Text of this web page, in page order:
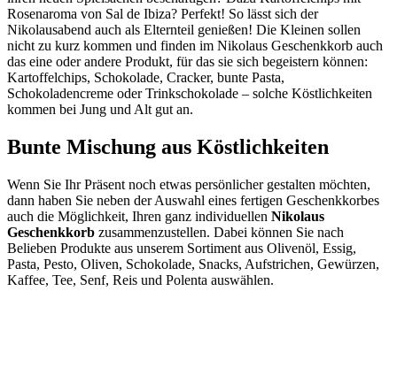
Rosenaroma von Sal de Ibiza? Perfekt! So lässt sich der
Nikolausabend auch als Elternteil genießen! Die Kleinen sollen
nicht zu kurz kommen und finden im Nikolaus Geschenkkorb auch
das eine oder andere Produkt, für das sie sich begeistern können:
Kartoffelchips, Schokolade, Cracker, bunte Pasta,
Schokoladencreme oder Trinkschokolade – solche Köstlichkeiten
kommen bei Jung und Alt gut an.
Bunte Mischung aus Köstlichkeiten
Wenn Sie Ihr Präsent noch etwas persönlicher gestalten möchten,
dann haben Sie neben der Auswahl eines fertigen Geschenkkorbes
auch die Möglichkeit, Ihren ganz individuellen Nikolaus
Geschenkkorb zusammenzustellen. Dabei können Sie nach
Belieben Produkte aus unserem Sortiment aus Olivenöl, Essig,
Pasta, Pesto, Oliven, Schokolade, Snacks, Aufstrichen, Gewürzen,
Kaffee, Tee, Senf, Reis und Polenta auswählen.